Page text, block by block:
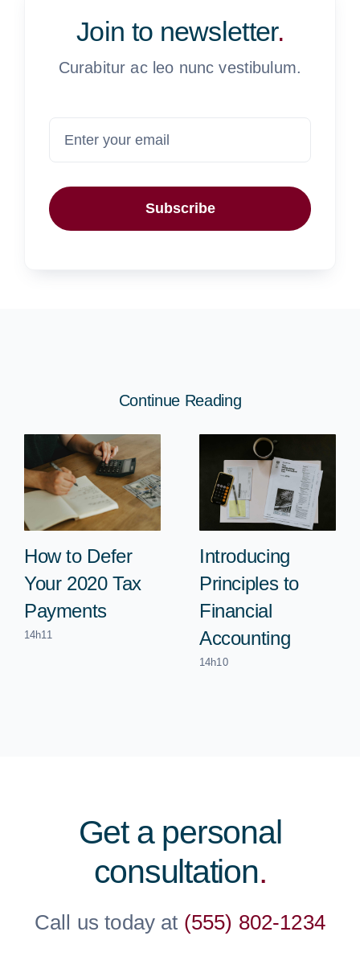
Join to newsletter.
Curabitur ac leo nunc vestibulum.
Subscribe
Continue Reading
How to Defer
Your 2020 Tax
Payments
14h11
Introducing
Principles to
Financial
Accounting
14h10
Get a personal
consultation.
Call us today at (555) 802-1234